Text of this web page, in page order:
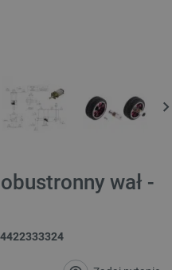
wał -